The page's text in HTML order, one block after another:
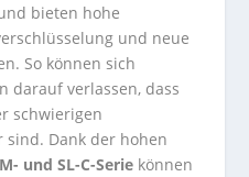
bieten hohe
und neue
So können sich
darauf verlassen, dass
schwierigen
sind. Dank der hohen
und SL-C-Serie können